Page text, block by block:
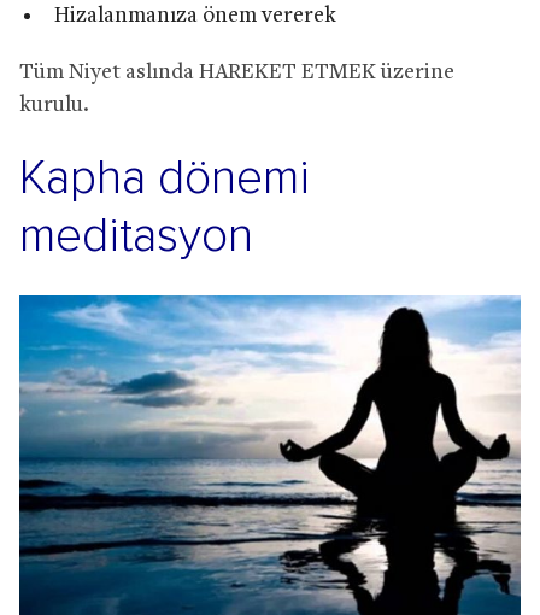
Hizalanmanıza önem vererek
Tüm Niyet aslında HAREKET ETMEK üzerine
kurulu.
Kapha dönemi
meditasyon